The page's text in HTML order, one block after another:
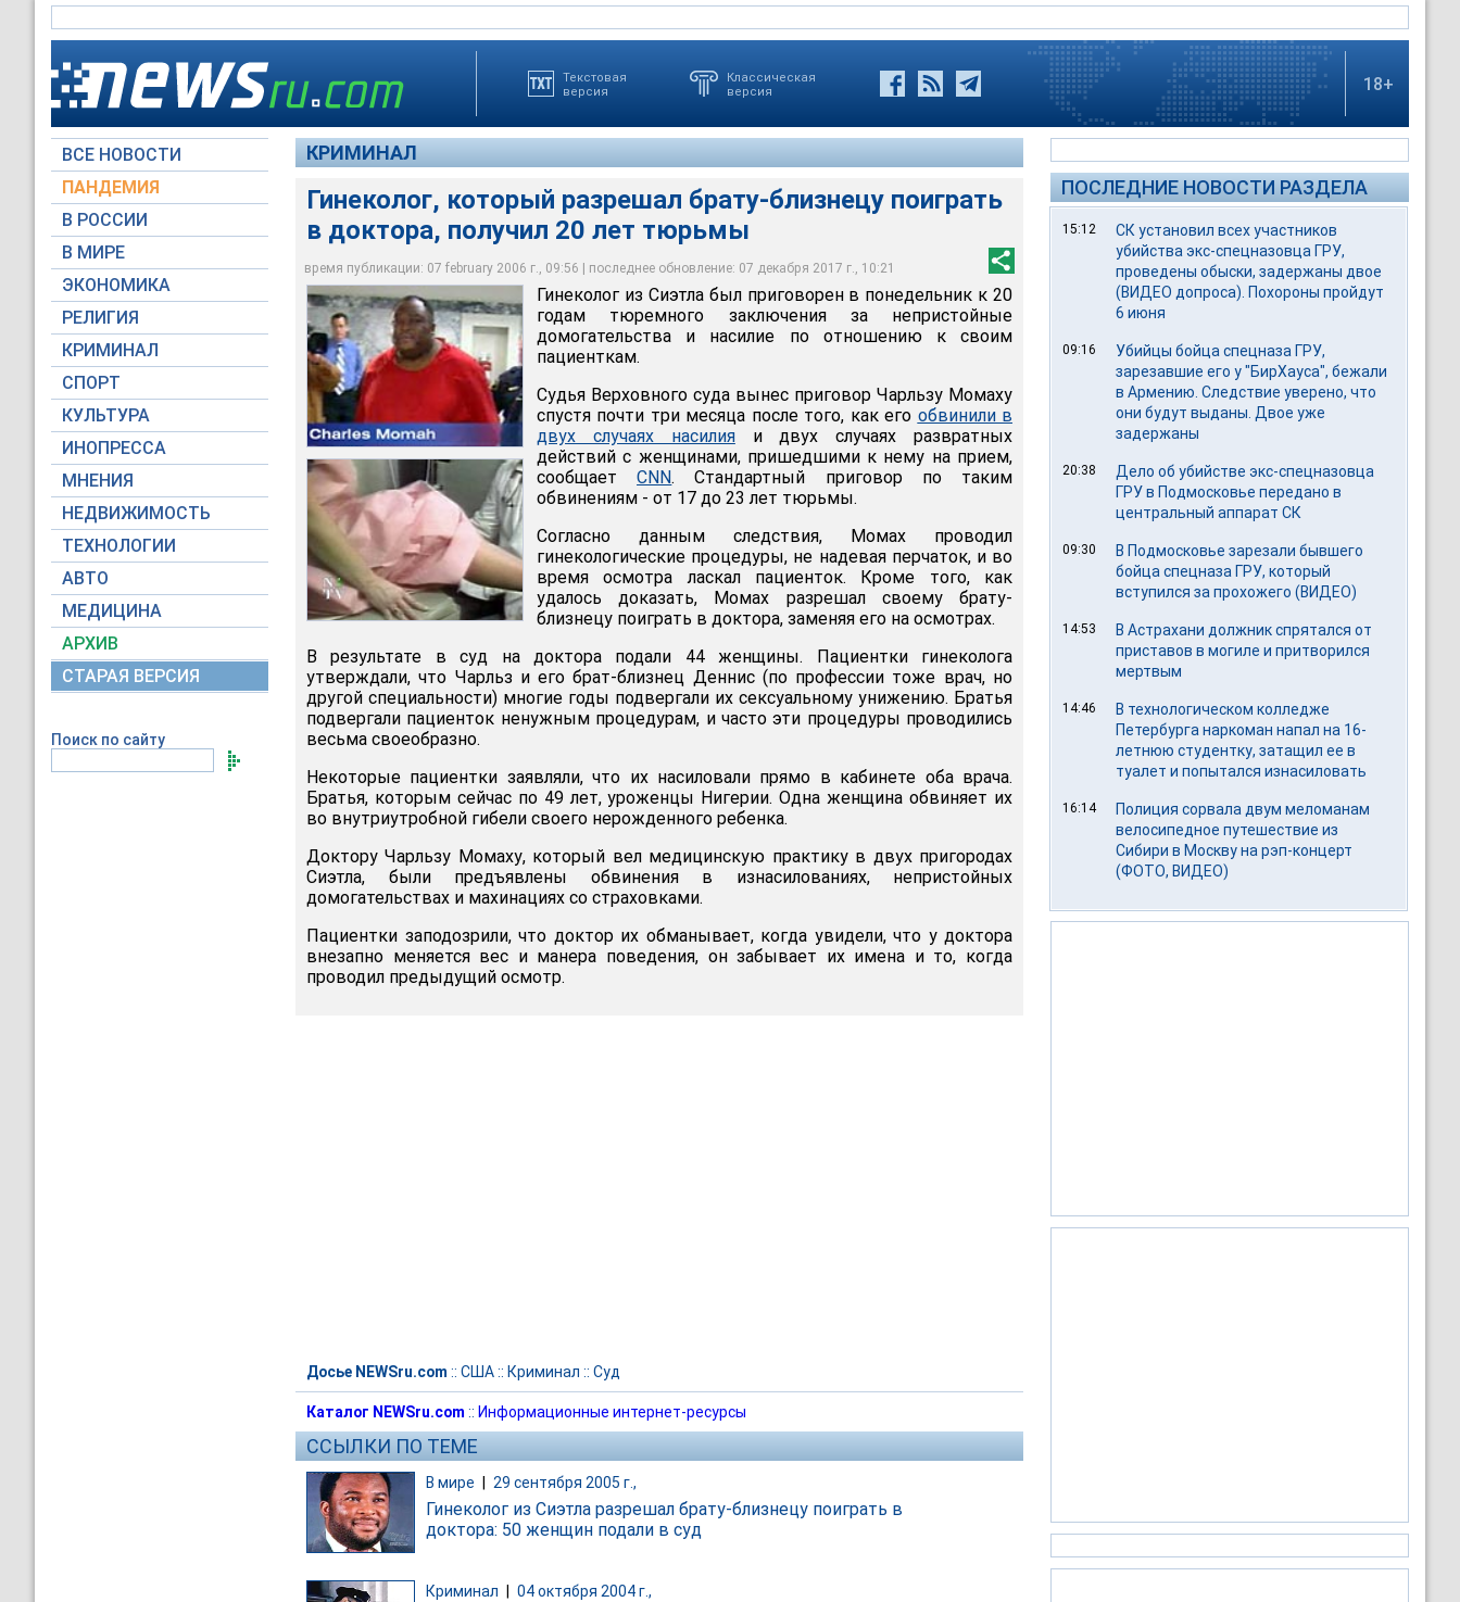
Текстовая
версия
Классическая
версия
18+
ВСЕ НОВОСТИ
ПАНДЕМИЯ
В РОССИИ
В МИРЕ
ЭКОНОМИКА
РЕЛИГИЯ
КРИМИНАЛ
СПОРТ
КУЛЬТУРА
ИНОПРЕССА
МНЕНИЯ
НЕДВИЖИМОСТЬ
ТЕХНОЛОГИИ
АВТО
МЕДИЦИНА
АРХИВ
СТАРАЯ ВЕРСИЯ
Поиск по сайту
КРИМИНАЛ
Гинеколог, который разрешал брату-близнецу поиграть
в доктора, получил 20 лет тюрьмы
время публикации: 07 february 2006 г., 09:56 | последнее обновление: 07 декабря 2017 г., 10:21
Гинеколог из Сиэтла был приговорен в понедельник к 20 годам тюремного
заключения за непристойные домогательства и насилие по отношению к своим
пациенткам
komonews.com
Согласно данным следствия, Момах проводил гинекологические процедуры, не
надевая перчаток, и во время осмотра ласкал пациенток. Кроме того, как удалось
доказать, Момах разрешал своему брату-близнецу поиграть в доктора, заменяя его
на осмотрах
RTV International
Гинеколог из Сиэтла был приговорен в понедельник к 20
годам тюремного заключения за непристойные
домогательства и насилие по отношению к своим
пациенткам.
Судья Верховного суда вынес приговор Чарльзу Момаху
спустя почти три месяца после того, как его обвинили в
двух случаях насилияи двух случаях развратных
действий с женщинами, пришедшими к нему на прием,
сообщаетCNN. Стандартный приговор по таким
обвинениям - от 17 до 23 лет тюрьмы.
Согласно данным следствия, Момах проводил
гинекологические процедуры, не надевая перчаток, и во
время осмотра ласкал пациенток. Кроме того, как
удалось доказать, Момах разрешал своему брату-
близнецу поиграть в доктора, заменяя его на осмотрах.
В результате в суд на доктора подали 44 женщины. Пациентки гинеколога
утверждали, что Чарльз и его брат-близнец Деннис (по профессии тоже врач, но
другой специальности) многие годы подвергали их сексуальному унижению. Братья
подвергали пациенток ненужным процедурам, и часто эти процедуры проводились
весьма своеобразно.
Некоторые пациентки заявляли, что их насиловали прямо в кабинете оба врача.
Братья, которым сейчас по 49 лет, уроженцы Нигерии. Одна женщина обвиняет их
во внутриутробной гибели своего нерожденного ребенка.
Доктору Чарльзу Момаху, который вел медицинскую практику в двух пригородах
Сиэтла, были предъявлены обвинения в изнасилованиях, непристойных
домогательствах и махинациях со страховками.
Пациентки заподозрили, что доктор их обманывает, когда увидели, что у доктора
внезапно меняется вес и манера поведения, он забывает их имена и то, когда
проводил предыдущий осмотр.
Досье NEWSru.com :: США:: Криминал :: Суд
Каталог NEWSru.com :: Информационные интернет-ресурсы
ССЫЛКИ ПО ТЕМЕ
В мире 29 сентября 2005 г.,
Гинеколог из Сиэтла разрешал брату-близнецу поиграть в
доктора: 50 женщин подали в суд
Криминал 04 октября 2004 г.,
ПОСЛЕДНИЕ НОВОСТИ РАЗДЕЛА
15:12
СК установил всех участников
убийства экс-спецназовца ГРУ,
проведены обыски, задержаны двое
(ВИДЕО допроса). Похороны пройдут
6 июня
09:16
Убийцы бойца спецназа ГРУ,
зарезавшие его у "БирХауса", бежали
в Армению. Следствие уверено, что
они будут выданы. Двое уже
задержаны
20:38
Дело об убийстве экс-спецназовца
ГРУ в Подмосковье передано в
центральный аппарат СК
09:30
В Подмосковье зарезали бывшего
бойца спецназа ГРУ, который
вступился за прохожего (ВИДЕО)
14:53
В Астрахани должник спрятался от
приставов в могиле и притворился
мертвым
14:46
В технологическом колледже
Петербурга наркоман напал на 16-
летнюю студентку, затащил ее в
туалет и попытался изнасиловать
16:14
Полиция сорвала двум меломанам
велосипедное путешествие из
Сибири в Москву на рэп-концерт
(ФОТО, ВИДЕО)